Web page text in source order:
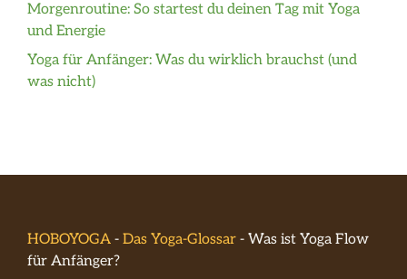
Morgenroutine: So startest du deinen Tag mit Yoga
und Energie
Yoga für Anfänger: Was du wirklich brauchst (und
was nicht)
HOBOYOGA - Das Yoga-Glossar - Was ist Yoga Flow
für Anfänger?